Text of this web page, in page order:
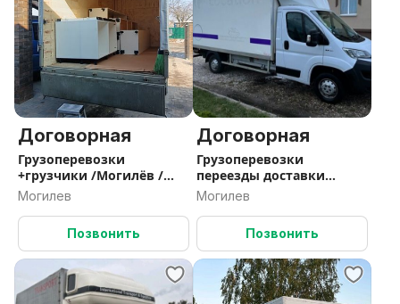
Договорная
Грузоперевозки
+грузчики /Могилёв /
выезд по РБ/
Могилев
Позвонить
Договорная
Грузоперевозки
переезды доставки
грузчики
Могилев
Позвонить